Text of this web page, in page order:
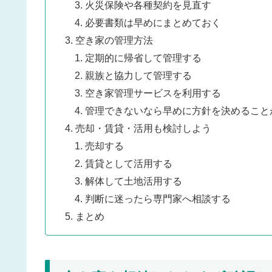
火災保険や各種契約を見直す
必要書類は早めにまとめておく
空き家の管理方法
定期的に帰省して管理する
親族と協力して管理する
空き家管理サービスを利用する
管理できないなら早めに方針を決めること
売却・賃貸・活用も検討しよう
売却する
賃貸として活用する
解体して土地活用する
判断に迷ったら専門家へ相談する
まとめ